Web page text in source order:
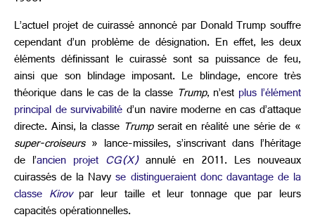
L’actuel projet de cuirassé annoncé par Donald Trump souffre
cependant d’un problème de désignation. En effet, les deux
éléments définissant le cuirassé sont sa puissance de feu,
ainsi que son blindage imposant. Le blindage, encore très
théorique dans le cas de la classe Trump, n’est plus l’élément
principal de survivabilitéd’un navire moderne en cas d’attaque
directe. Ainsi, la classe Trumpserait en réalité une série de «
super-croiseurs» lance-missiles, s’inscrivant dans l’héritage
de l’ancien projet CG(X)annulé en 2011. Les nouveaux
cuirassés de la Navyse distingueraient donc davantage de la
classe Kirovpar leur taille et leur tonnage que par leurs
capacités opérationnelles.